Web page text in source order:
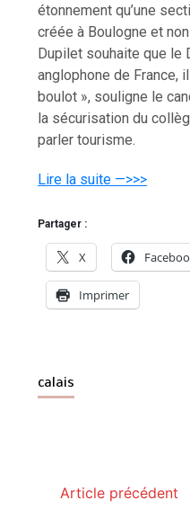
étonnement qu’une
créée à Boulogne et
Dupilet souhaite que le
anglophone de France,
boulot », souligne le
la sécurisation du
parler tourisme.
Lire la suite —>>>
Partager :
X
Imprimer
calais
Article précédent